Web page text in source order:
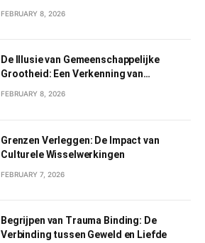
FEBRUARY 8, 2026
De Illusie van Gemeenschappelijke
Grootheid: Een Verkenning van
Gemeenschappelijk Narcisme
FEBRUARY 8, 2026
Grenzen Verleggen: De Impact van
Culturele Wisselwerkingen
FEBRUARY 7, 2026
Begrijpen van Trauma Binding: De
Verbinding tussen Geweld en Liefde